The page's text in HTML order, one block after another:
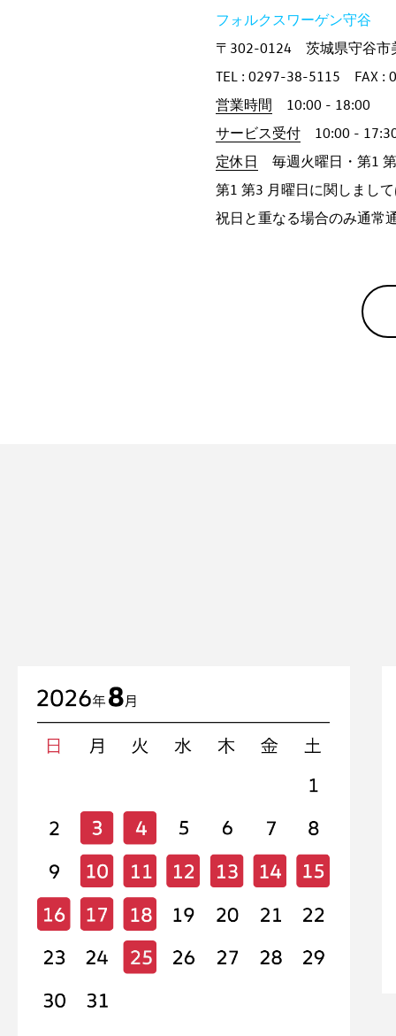
フォルクスワーゲン守谷
〒302-0124 茨城県守谷市
TEL : 0297-38-5115 FAX :
営業時間 10:00 - 18:00
サービス受付 10:00 -
定休日 毎週火曜日・第1
第1 第3 月曜日に関しまし
祝日と重なる場合のみ通常